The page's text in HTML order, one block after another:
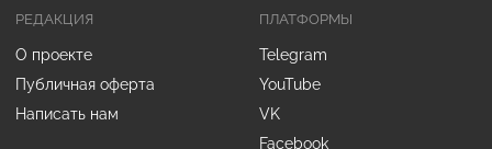
РЕДАКЦИЯ
О проекте
Публичная оферта
Написать нам
ПЛАТФОРМЫ
Telegram
YouTube
VK
Facebook